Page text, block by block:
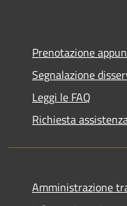
Prenotazione
Segnalazione
Leggi le FAQ
Richiesta
Amministrazione